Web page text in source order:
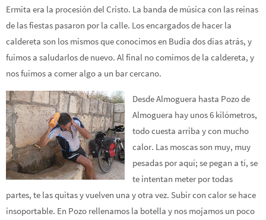
Ermita era la procesión del Cristo. La banda de música con las reinas
de las fiestas pasaron por la calle. Los encargados de hacer la
caldereta son los mismos que conocimos en Budia dos días atrás, y
fuimos a saludarlos de nuevo. Al final no comimos de la caldereta, y
nos fuimos a comer algo a un bar cercano.
Desde Almoguera hasta Pozo de
Almoguera hay unos 6 kilómetros,
todo cuesta arriba y con mucho
calor. Las moscas son muy, muy
pesadas por aquí; se pegan a tí, se
te intentan meter por todas
partes, te las quitas y vuelven una y otra vez. Subir con calor se hace
insoportable. En Pozo rellenamos la botella y nos mojamos un poco